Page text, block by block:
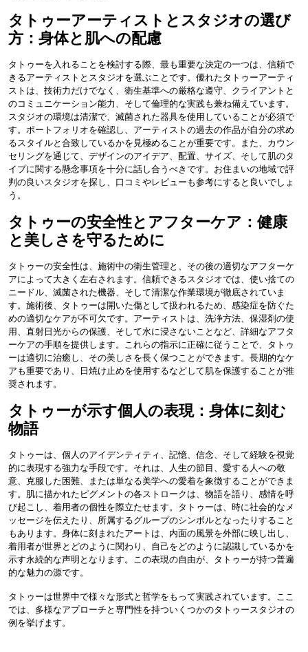
タトゥーアーティストとスタジオの選び
方：身体と肌への配慮
タトゥーを入れることを検討する際、最も重要な決定の一つは、信頼で
きるアーティストとスタジオを選ぶことです。優れたタトゥーアーティ
ストは、技術力だけでなく、衛生基準への厳格な遵守、クライアントと
のコミュニケーション能力、そして倫理的な実践も兼ね備えています。
スタジオの環境は清潔で、滅菌された器具を使用していることが必須で
す。ポートフォリオを確認し、アーティストの過去の作品が自分の求め
るスタイルと合致しているかを見極めることが重要です。また、カウン
セリングを通じて、デザインのアイデア、配置、サイズ、そして肌のタ
イプに関する懸念事項を十分に話し合うべきです。お住まいの地域で評
判の良いスタジオを探し、口コミやレビューも参考にすると良いでしょ
う。
タトゥーの安全性とアフターケア：健康
と美しさを守るために
タトゥーの安全性は、施術中の衛生管理と、その後の適切なアフターケ
アによって大きく左右されます。信頼できるスタジオでは、使い捨ての
ニードル、滅菌された機器、そして清潔な作業環境が徹底されていま
す。施術後、タトゥーは開いた傷として扱われるため、感染症を防ぐた
めの適切なケアが不可欠です。アーティストは、洗浄方法、保湿剤の使
用、直射日光からの保護、そして水に浸さないことなど、詳細なアフタ
ーケアの手順を提供します。これらの指示に正確に従うことで、タトゥ
ーは適切に治癒し、その美しさを長く保つことができます。長期的なケ
アも重要であり、日焼け止めを使用するなどして肌を保護することが推
奨されます。
タトゥーが示す個人の表現：身体に刻む
物語
タトゥーは、個人のアイデンティティ、記憶、信念、そして経験を視覚
的に表現する強力な手段です。それは、人生の節目、愛する人への敬
意、克服した困難、または単なる美学への愛着を象徴することができま
す。肌に描かれたピグメントの各ストロークは、物語を語り、感情を呼
び起こし、着用者の個性を際立たせます。タトゥーは、時に社会的なメ
ッセージを伝えたり、所属するグループのシンボルとなったりすること
もあります。身体に刻まれたアートは、内面の風景を外部に映し出し、
着用者が世界とどのように関わり、自己をどのように認識しているかを
示す永続的な声明となります。この表現の自由が、タトゥーが持つ普遍
的な魅力の源です。
タトゥーは世界中で様々な形式と哲学をもって実践されています。ここ
では、多様なアプローチと専門性を持ついくつかのタトゥースタジオの
例を挙げます。